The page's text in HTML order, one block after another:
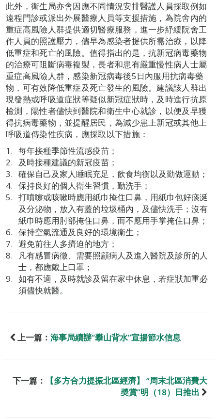
此外，衛生局亦會因應不同情況安排醫護人員採取例如
遠程門診或派出外展醫療人員等支援措施，為院舍內的
重症高風險人群提供適切醫療服務，進一步紓緩院舍工
作人員的照護壓力，儘早為感染者提供所需治療，以降
低重症和死亡的風險。值得指出的是，抗新冠病毒藥物
的治療可阻斷病毒複製，長者和患有嚴重慢性病人士屬
重症高風險人群，感染新冠病毒後5日內服用抗病毒藥
物，可有效降低重症及死亡發生的風險。建議該人群出
現發熱或呼吸道症狀等疑似新冠症狀時，及時進行抗原
檢測，陽性者儘快到醫院和衛生中心就診，以便及早獲
得抗病毒藥物，並提醒居民，為減少患上新冠或其他上
呼吸道傳染性疾病，應採取以下措施：
每年接種季節性流感疫苗；
及時接種建議的新冠疫苗；
確保自己及家人睡眠充足，飲食均衡以及勤做運動；
保持良好的個人衛生習慣，勤洗手；
打噴嚏或咳嗽時應用紙巾掩住口鼻，用紙巾包好痰涎
及分泌物，放入有蓋的垃圾桶內，及儘快洗手；沒有
紙巾時應用肘部掩住口鼻，而不應用手掌掩住口鼻；
保持空氣流通及良好的環境衛生；
避免前往人多擠迫的地方；
凡有感冒病徵、需要照顧病人及進入醫院及診所的人
士，都應戴上口罩；
如有不適，及時就診及留在家中休息，若症狀加重必
須儘快就醫。
上一篇： 海事局續辦“攀山背水”宣揚節水信息
下一篇：
【多方合力提振北區經濟】 “周末北區消費大
奬賞”明（18）日推出